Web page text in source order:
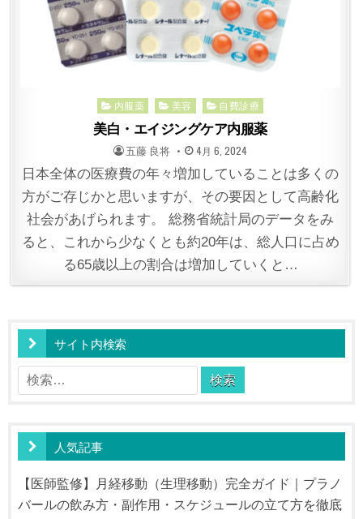
Posted
in
内服薬 美容 自費診療
美白・エイジングケア内服薬
POSTED
BY
五藤 良将 POSTED
ON
4月 6, 2024
日本全体の医療費の年々増加していることは多くの
方がご存じかと思いますが、その要因として高齢化
社会があげられます。 総務省統計局のデータをみ
ると、これから少なくとも約20年は、総人口に占め
る65歳以上の割合は増加していくと…
サイト内検索
検
索:
人気記事
【医師監修】月経移動（生理移動）完全ガイド｜プラノ
バールの飲み方・副作用・スケジュールの立て方を徹底